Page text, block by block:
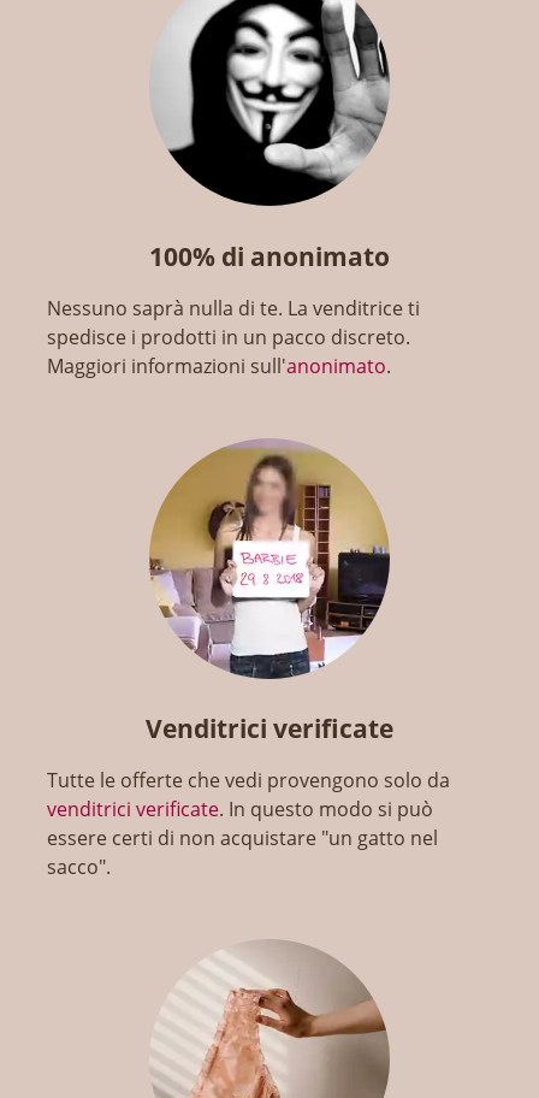
100% di anonimato
Nessuno saprà nulla di te. La venditrice ti
spedisce i prodotti in un pacco discreto.
Maggiori informazioni sull'anonimato.
Venditrici verificate
Tutte le offerte che vedi provengono solo da
venditrici verificate. In questo modo si può
essere certi di non acquistare "un gatto nel
sacco".